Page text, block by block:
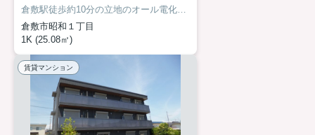
倉敷駅徒歩約10分の立地のオール電化マンション。
倉敷市昭和１丁目
1K (25.08㎡)
賃貸マンション